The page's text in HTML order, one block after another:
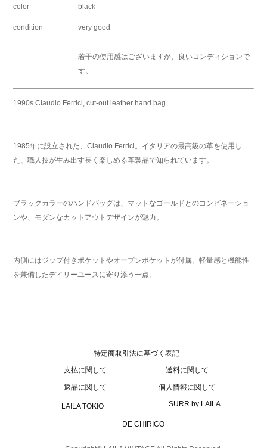
color black
condition very good
若干の使用感はございますが、良いコンディションで
す。
1990s Claudio Ferrici, cut-out leather hand bag
1985年に設立された、Claudio Ferrici。イタリアの最高級の革を使用し
た、職人技が生み出す長く楽しめる革製品で知られています。
ブラックカラーのハンドバッグは、マットなゴールドとのコンビネーショ
ンや、モダンなカットアウトデザインが魅力。
内側にはジップ付きポケットやオープンポケットが付属。軽量感と機能性
を兼備したデイリーユースに寄り添う一点。
特定商取引法に基づく表記
支払に関して 送料に関して
返品に関して 個人情報に関して
LAILA TOKIO SURR by LAILA
DE CHIRICO